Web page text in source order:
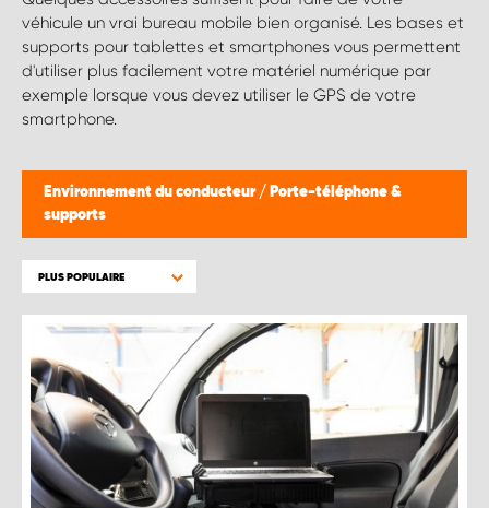
véhicule un vrai bureau mobile bien organisé. Les bases et
supports pour tablettes et smartphones vous permettent
d'utiliser plus facilement votre matériel numérique par
exemple lorsque vous devez utiliser le GPS de votre
smartphone.
Environnement du conducteur / Porte-téléphone &
supports
PLUS POPULAIRE
WORK SYSTEM BRUXELLES
WORK SYSTEM LIMBURG-KEMPEN
WORK SYSTEM NAMUR
WORK SYSTEM WEST BY PRO-VAN